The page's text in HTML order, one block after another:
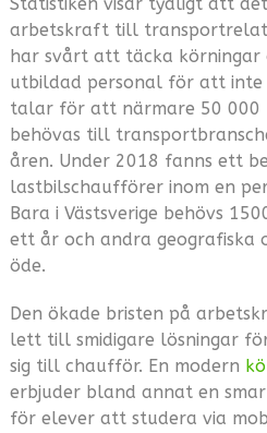
arbetskraft till
har svårt att täcka körningar
utbildad personal för att inte
talar för att närmare 50 000
behövas till
åren. Under 2018 fanns ett
lastbilschaufförer inom en
Bara i Västsverige behövs
ett år och andra geografiska
öde.
Den ökade bristen på
lett till smidigare lösningar
sig till chaufför. En modern
erbjuder bland annat en
för elever att studera via